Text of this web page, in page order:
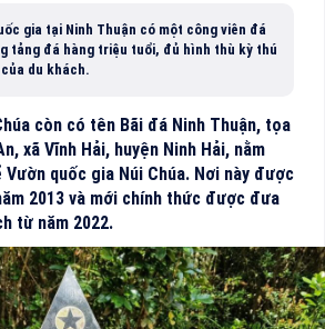
gia tại Ninh Thuận có một công viên đá
tảng đá hàng triệu tuổi, đủ hình thù kỳ thú
du khách.
còn có tên Bãi đá Ninh Thuận, tọa
xã Vĩnh Hải, huyện Ninh Hải, nằm
quốc gia Núi Chúa. Nơi này được
2013 và mới chính thức được đưa
từ năm 2022.